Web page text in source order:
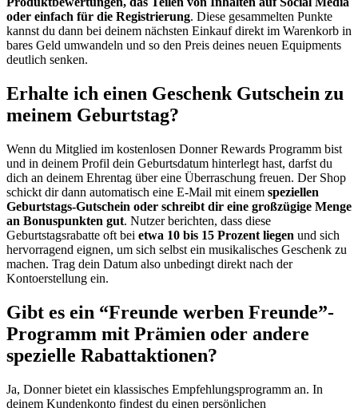
oder einfach für die Registrierung. Diese gesammelten Punkte
kannst du dann bei deinem nächsten Einkauf direkt im Warenkorb in
bares Geld umwandeln und so den Preis deines neuen Equipments
deutlich senken.
Erhalte ich einen Geschenk Gutschein zu
meinem Geburtstag?
Wenn du Mitglied im kostenlosen Donner Rewards Programm bist
und in deinem Profil dein Geburtsdatum hinterlegt hast, darfst du
dich an deinem Ehrentag über eine Überraschung freuen. Der Shop
schickt dir dann automatisch eine E-Mail mit einem speziellen
Geburtstags-Gutschein oder schreibt dir eine großzügige Menge
an Bonuspunkten gut. Nutzer berichten, dass diese
Geburtstagsrabatte oft bei etwa 10 bis 15 Prozent liegen und sich
hervorragend eignen, um sich selbst ein musikalisches Geschenk zu
machen. Trag dein Datum also unbedingt direkt nach der
Kontoerstellung ein.
Gibt es ein “Freunde werben Freunde”-
Programm mit Prämien oder andere
spezielle Rabattaktionen?
Ja, Donner bietet ein klassisches Empfehlungsprogramm an. In
deinem Kundenkonto findest du einen persönlichen